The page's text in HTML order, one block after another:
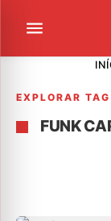
EXPLORAR TAG
FUNK